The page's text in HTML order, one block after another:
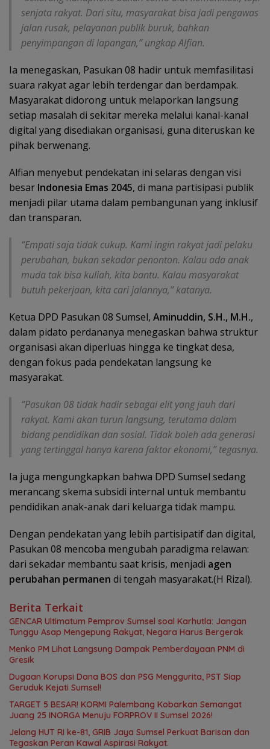
senjata rakyat. Dari situ, masyarakat bisa jadi pengawas
jalan rusak, pelayanan publik buruk, bahkan
penyimpangan di lapangan,” ungkap Alfian.
Ia menegaskan, Pasukan 08 hadir untuk memfasilitasi
suara rakyat agar lebih terdengar dan berdampak.
Masyarakat didorong untuk melaporkan langsung
setiap masalah di sekitar mereka melalui kanal-kanal
digital yang disediakan organisasi, guna diteruskan ke
pihak berwenang.
Alfian menyebut pendekatan ini selaras dengan visi
besar Indonesia Emas 2045, di mana partisipasi publik
menjadi pilar utama dalam pembangunan yang inklusif
dan transparan.
“Empati saja tidak cukup. Kami ingin rakyat jadi pelaku
perubahan, bukan sekadar penonton. Kalau ada anak
muda tak bisa kuliah, kita bantu. Kalau masyarakat
butuh pekerjaan, kita cari jalannya,” katanya.
Ketua DPD Pasukan 08 Sumsel, Aminuddin, S.H., M.H.,
dalam pidato perdananya menegaskan bahwa struktur
organisasi akan diperluas hingga ke tingkat desa,
dengan fokus pada pendekatan langsung ke
masyarakat.
“Pasukan 08 tidak hadir sebagai elit yang jauh dari
rakyat. Kami akan turun langsung, terutama dalam
bidang pendidikan dan sosial. Tidak boleh ada generasi
yang tertinggal hanya karena faktor ekonomi,” tegasnya.
Ia juga mengungkapkan bahwa DPD Sumsel sedang
merancang skema subsidi internal untuk membantu
pendidikan anak-anak dari keluarga tidak mampu.
Dengan pendekatan yang lebih partisipatif dan digital,
Pasukan 08 mencoba mengubah paradigma relawan:
dari sekadar membantu saat krisis, menjadi agen
perubahan permanen di tengah masyarakat.(H Rizal).
Berita Terkait
GENCAR Ultimatum Pemprov Sumsel soal Karhutla: Jangan
Tunggu Asap Mengepung Rakyat, Negara Harus Bergerak
Menko PM Lihat Langsung Dampak Pemberdayaan PNM di
Gresik
Dugaan Korupsi Dana BOS dan PSG Menggurita, PST Siap
Geruduk Kejati Sumsel!
TARGET 5 BESAR! KORMI Palembang Kobarkan Semangat
Juang 25 INORGA Menuju FORPROV II Sumsel 2026!
Jelang HUT RI ke-81, GRIB Jaya Sumsel Perkuat Barisan dan
Tegaskan Peran Kawal Aspirasi Rakyat.